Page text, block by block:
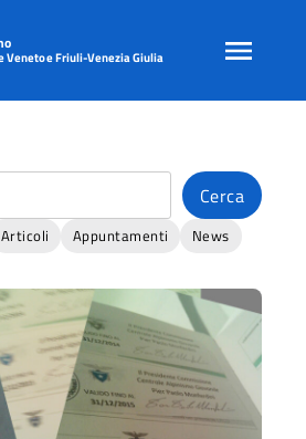
Veneto e Friuli-Venezia Giulia
Cerca
Articoli Appuntamenti News